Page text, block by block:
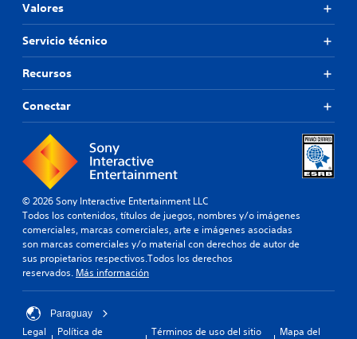
Valores
Servicio técnico
Recursos
Conectar
© 2026 Sony Interactive Entertainment LLC
Todos los contenidos, títulos de juegos, nombres y/o imágenes
comerciales, marcas comerciales, arte e imágenes asociadas
son marcas comerciales y/o material con derechos de autor de
sus propietarios respectivos.Todos los derechos
reservados. Más información
Paraguay
Legal Política de Términos de uso del sitio Mapa del